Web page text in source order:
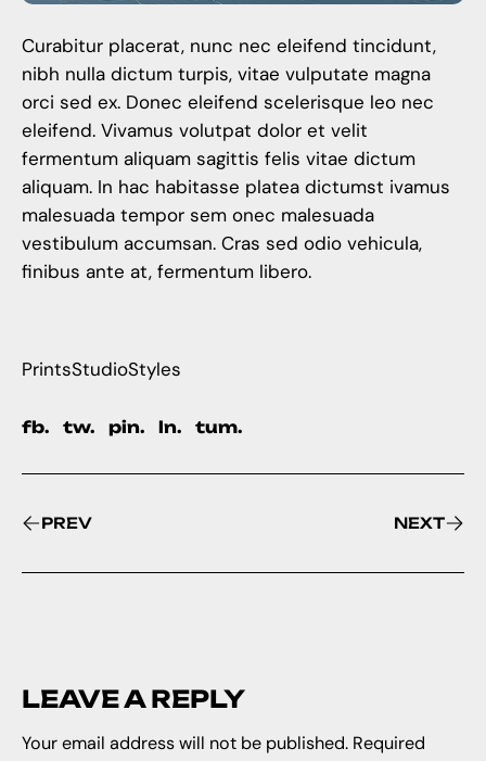
Curabitur placerat, nunc nec eleifend tincidunt,
nibh nulla dictum turpis, vitae vulputate magna
orci sed ex. Donec eleifend scelerisque leo nec
eleifend. Vivamus volutpat dolor et velit
fermentum aliquam sagittis felis vitae dictum
aliquam. In hac habitasse platea dictumst ivamus
malesuada tempor sem onec malesuada
vestibulum accumsan. Cras sed odio vehicula,
finibus ante at, fermentum libero.
PrintsStudioStyles
fb. tw. pin. ln. tum.
PREV NEXT
LEAVE A REPLY
Your email address will not be published. Required